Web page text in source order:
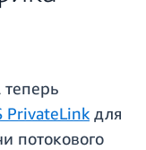
теперь
PrivateLink для
потокового